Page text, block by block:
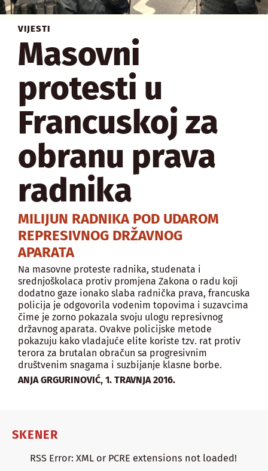
VIJESTI
Masovni
protesti u
Francuskoj za
obranu prava
radnika
MILIJUN RADNIKA POD UDAROM
REPRESIVNOG DRŽAVNOG
APARATA
Na masovne proteste radnika, studenata i
srednjoškolaca protiv promjena Zakona o radu koji
dodatno gaze ionako slaba radnička prava, francuska
policija je odgovorila vodenim topovima i suzavcima
čime je zorno pokazala svoju ulogu represivnog
državnog aparata. Ovakve policijske metode
pokazuju kako vladajuće elite koriste tzv. rat protiv
terora za brutalan obračun sa progresivnim
društvenim snagama i suzbijanje klasne borbe.
ANJA GRGURINOVIĆ, 1. TRAVNJA 2016.
SKENER
RSS Error: XML or PCRE extensions not loaded!